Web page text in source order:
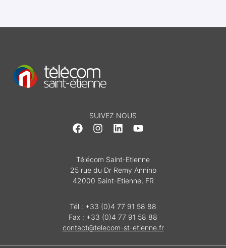
SUIVEZ NOUS
Télécom Saint-Etienne
25 rue du Dr Remy Annino
42000 Saint-Etienne, FR
Tél : +33 (0)4 77 91 58 88
Fax : +33 (0)4 77 91 58 88
contact@telecom-st-etienne.fr